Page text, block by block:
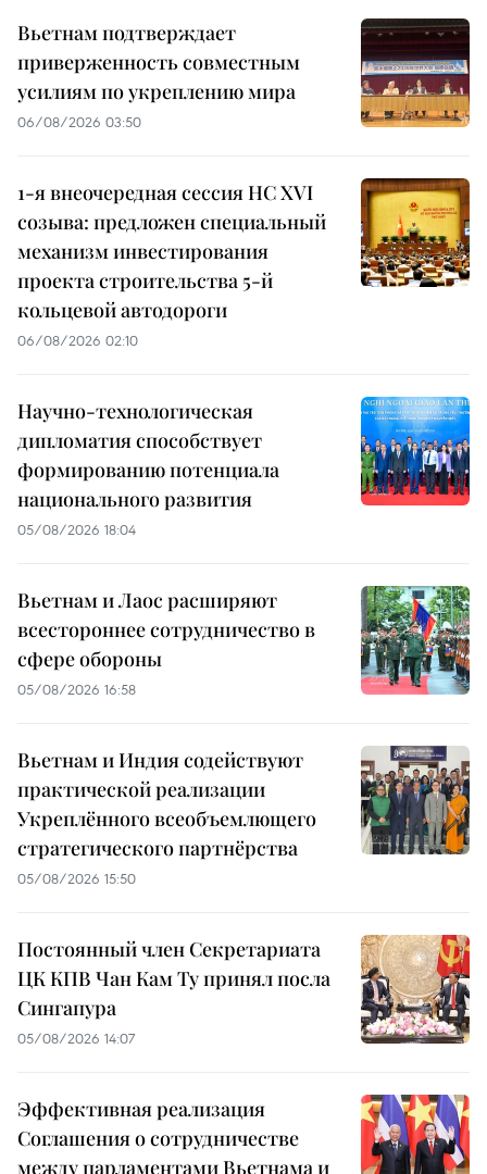
Вьетнам подтверждает
приверженность совместным
усилиям по укреплению мира
06/08/2026 03:50
1-я внеочередная сессия НС XVI
созыва: предложен специальный
механизм инвестирования
проекта строительства 5-й
кольцевой автодороги
06/08/2026 02:10
Научно-технологическая
дипломатия способствует
формированию потенциала
национального развития
05/08/2026 18:04
Вьетнам и Лаос расширяют
всестороннее сотрудничество в
сфере обороны
05/08/2026 16:58
Вьетнам и Индия содействуют
практической реализации
Укреплённого всеобъемлющего
стратегического партнёрства
05/08/2026 15:50
Постоянный член Секретариата
ЦК КПВ Чан Кам Ту принял посла
Сингапура
05/08/2026 14:07
Эффективная реализация
Соглашения о сотрудничестве
между парламентами Вьетнама и